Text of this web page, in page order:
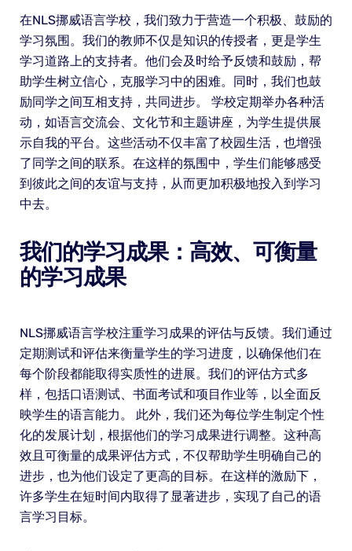
在NLS挪威语言学校，我们致力于营造一个积极、鼓励的
学习氛围。我们的教师不仅是知识的传授者，更是学生
学习道路上的支持者。他们会及时给予反馈和鼓励，帮
助学生树立信心，克服学习中的困难。同时，我们也鼓
励同学之间互相支持，共同进步。 学校定期举办各种活
动，如语言交流会、文化节和主题讲座，为学生提供展
示自我的平台。这些活动不仅丰富了校园生活，也增强
了同学之间的联系。在这样的氛围中，学生们能够感受
到彼此之间的友谊与支持，从而更加积极地投入到学习
中去。
我们的学习成果：高效、可衡量
的学习成果
NLS挪威语言学校注重学习成果的评估与反馈。我们通过
定期测试和评估来衡量学生的学习进度，以确保他们在
每个阶段都能取得实质性的进展。我们的评估方式多
样，包括口语测试、书面考试和项目作业等，以全面反
映学生的语言能力。 此外，我们还为每位学生制定个性
化的发展计划，根据他们的学习成果进行调整。这种高
效且可衡量的成果评估方式，不仅帮助学生明确自己的
进步，也为他们设定了更高的目标。在这样的激励下，
许多学生在短时间内取得了显著进步，实现了自己的语
言学习目标。